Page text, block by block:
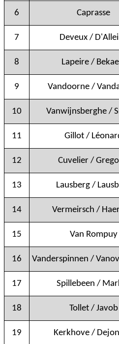
6 Caprasse
7 Deveux /
8 Lapeire /
9 Vandoorne /
10 Vanwijnsberghe /
11 Gillot /
12 Cuvelier /
13 Lausberg /
14 Vermeirsch /
15 Van Rompuy
16
Vanderspinnen /
17 Spillebeen /
18 Tollet / Javob
19 Kerkhove /